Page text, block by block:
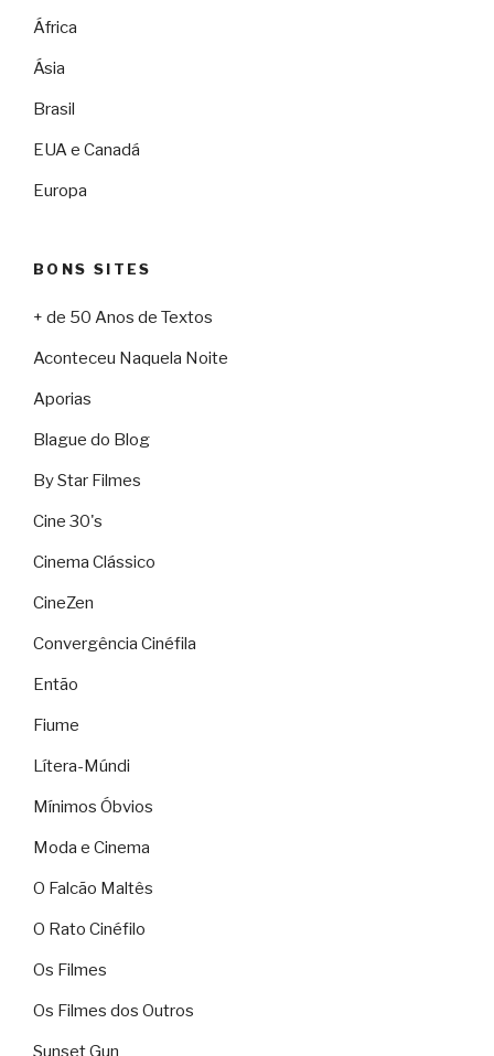
África
Ásia
Brasil
EUA e Canadá
Europa
BONS SITES
+ de 50 Anos de Textos
Aconteceu Naquela Noite
Aporias
Blague do Blog
By Star Filmes
Cine 30's
Cinema Clássico
CineZen
Convergência Cinéfila
Então
Fiume
Lítera-Múndi
Mínimos Óbvios
Moda e Cinema
O Falcão Maltês
O Rato Cinéfilo
Os Filmes
Os Filmes dos Outros